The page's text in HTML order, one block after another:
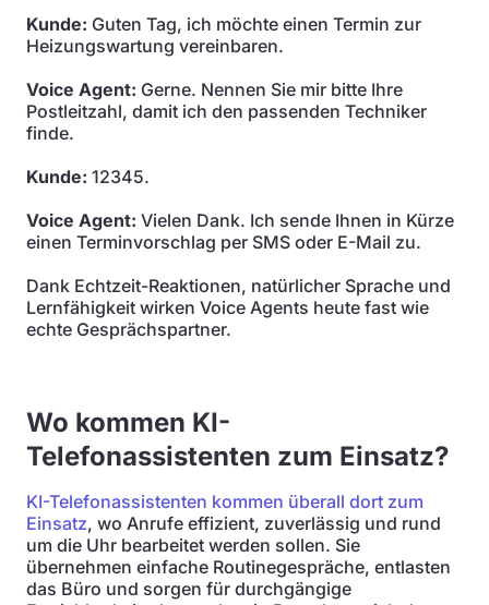
Kunde: Guten Tag, ich möchte einen Termin zur
Heizungswartung vereinbaren.
Voice Agent: Gerne. Nennen Sie mir bitte Ihre
Postleitzahl, damit ich den passenden Techniker
finde.
Kunde: 12345.
Voice Agent: Vielen Dank. Ich sende Ihnen in Kürze
einen Terminvorschlag per SMS oder E-Mail zu.
Dank Echtzeit-Reaktionen, natürlicher Sprache und
Lernfähigkeit wirken Voice Agents heute fast wie
echte Gesprächspartner.
Wo kommen KI-
Telefonassistenten zum Einsatz?
KI-Telefonassistenten kommen überall dort zum
Einsatz, wo Anrufe effizient, zuverlässig und rund
um die Uhr bearbeitet werden sollen. Sie
übernehmen einfache Routinegespräche, entlasten
das Büro und sorgen für durchgängige